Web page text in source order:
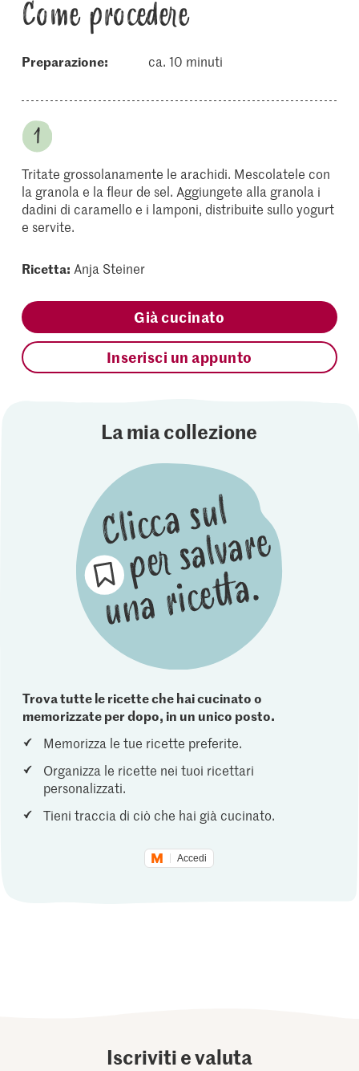
Come procedere
Preparazione: ca. 10 minuti
Tritate grossolanamente le arachidi. Mescolatele con
la granola e la fleur de sel. Aggiungete alla granola i
dadini di caramello e i lamponi, distribuite sullo yogurt
e servite.
Ricetta: Anja Steiner
Già cucinato
Inserisci un appunto
La mia collezione
Trova tutte le ricette che hai cucinato o
memorizzate per dopo, in un unico posto.
Memorizza le tue ricette preferite.
Organizza le ricette nei tuoi ricettari
personalizzati.
Tieni traccia di ciò che hai già cucinato.
Accedi
Iscriviti e valuta